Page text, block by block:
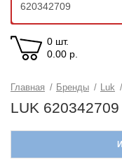
0 шт.
0.00 р.
Главная / Бренды / Luk /
LUK